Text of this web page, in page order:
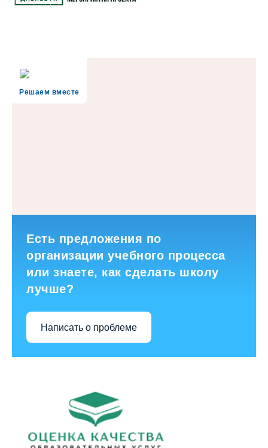
Решаем вместе
Есть предложения по
организации учебного процесса
или знаете, как сделать школу
лучше?
Написать о проблеме